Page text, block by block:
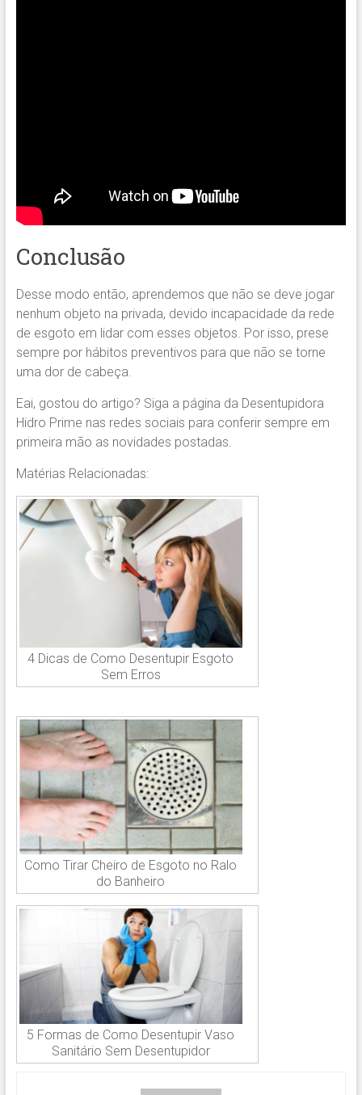
Conclusão
Desse modo então, aprendemos que não se deve jogar
nenhum objeto na privada, devido incapacidade da rede
de esgoto em lidar com esses objetos. Por isso, prese
sempre por hábitos preventivos para que não se torne
uma dor de cabeça.
Eai, gostou do artigo? Siga a página da Desentupidora
Hidro Prime nas redes sociais para conferir sempre em
primeira mão as novidades postadas.
Matérias Relacionadas:
4 Dicas de Como Desentupir Esgoto
Sem Erros
Como Tirar Cheiro de Esgoto no Ralo
do Banheiro
5 Formas de Como Desentupir Vaso
Sanitário Sem Desentupidor